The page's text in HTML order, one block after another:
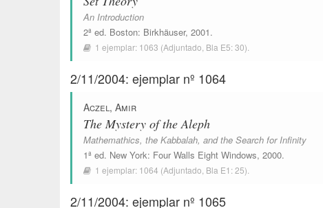
An Introduction
2ª ed. Boston: Birkhäuser, 2001.
1 ejemplar: 1063 (Adjuntado, Bla E5: 30).
2/11/2004: ejemplar nº 1064
Aczel, Amir
The Mystery of the Aleph
Mathemathics, the Kabbalah, and the Search for Infinity
1ª ed. New York: Four Walls Eight Windows, 2000.
1 ejemplar: 1064 (Adjuntado, Bla E1: 25).
2/11/2004: ejemplar nº 1065